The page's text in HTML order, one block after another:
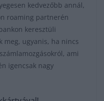
kedvezőbb annál,
roaming partnerén
keresztüli
meg, ugyanis, ha nincs
ami
igencsak nagy